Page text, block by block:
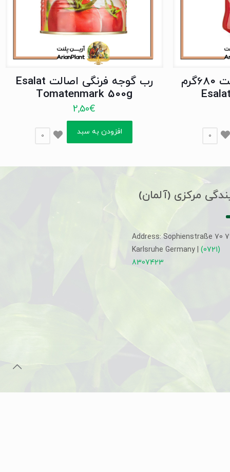
رب گوجه فرنگی اصالت 680گرم
0
رب گوجه فرنگی اصالت Esalat
Tomatenmark 500g
2,50€
افزودن به سبد 0
مرکزی (آلمان)
Address: Sophienstraße 70
Karlsruhe Germany | (0721)
8307423